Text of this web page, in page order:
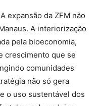
A expansão da ZFM não
A interiorização
pela bioeconomia,
crescimento que se
comunidades
não só gera
o uso sustentável dos